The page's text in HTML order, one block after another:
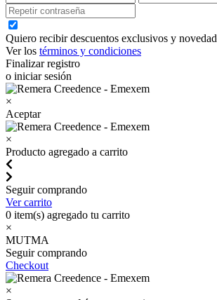
Quiero recibir descuentos exclusivos y
Ver los términos y condiciones
Finalizar registro
o iniciar sesión
×
Aceptar
×
Producto agregado a carrito
Seguir comprando
Ver carrito
0 item(s) agregado tu carrito
×
MUTMA
Seguir comprando
Checkout
×